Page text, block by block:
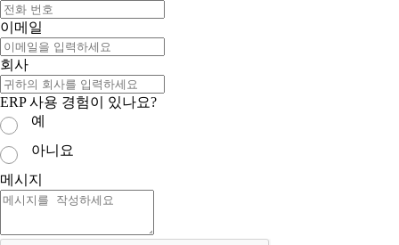
이메일
회사
ERP 사용 경험이 있나요?
예
아니요
메시지